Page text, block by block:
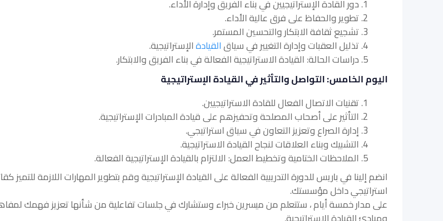
1. دور القادة الإستراتيجيين في بناء الفريق وإدارة الأداء.
2. تطوير والحفاظ على فرق عالية الأداء.
3. تشجيع ثقافة الابتكار والتحسين المستمر.
4. تذليل العقبات وإدارة التغيير في سياق
القيادةالإستراتيجية.
5. دراسات الحالة: القيادة الاستراتيجية الفعالة في بناء الفريق والابتكار.
اليوم الخامس: التواصل والتأثير في القيادة الإستراتيجية
1. تقنيات الاتصال الفعال للقادة الاستراتيجيين.
2. التأثير على أصحاب المصلحة وتحفيزهم على قيادة المبادرات الإستراتيجية.
3. إدارة الصراع وتعزيز التعاون في سياق استراتيجي.
4. التشبيك وبناء العلاقات لنجاح القيادة الاستراتيجية.
5. الملاحظات الختامية وتخطيط العمل: الالتزام بالقيادة الإستراتيجية الفعالة.
انضم إلينا في باريس للدورة التدريبية الفعالة على القيادة الإستراتيجية وقم بتطوير المهارات اللازمة للتميز
استراتيجي داخل مؤسستك.
على مدار خمسة أيام ، ستتعلم من ميسرين خبراء وستشارك في جلسات تفاعلية من شأنها تعزيز فهمك